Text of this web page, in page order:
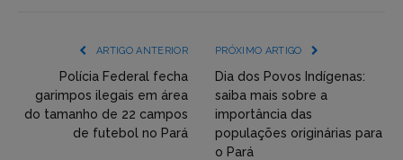
(YouTube,
Twitter,
Flickr
etc)
ARTIGO ANTERIOR
Polícia Federal fecha
garimpos ilegais em área
do tamanho de 22 campos
de futebol no Pará
PRÓXIMO ARTIGO
Dia dos Povos Indígenas:
saiba mais sobre a
importância das
populações originárias para
o Pará